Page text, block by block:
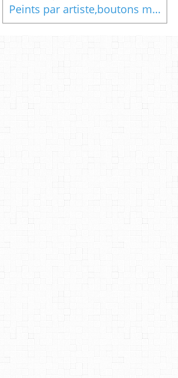
Peints par artiste,boutons manchette carrés bronze,art nouveau abstrait fantastique,bleu gris marron noir or,fait mains en france,boheme gothique,accessoire homme unisexe